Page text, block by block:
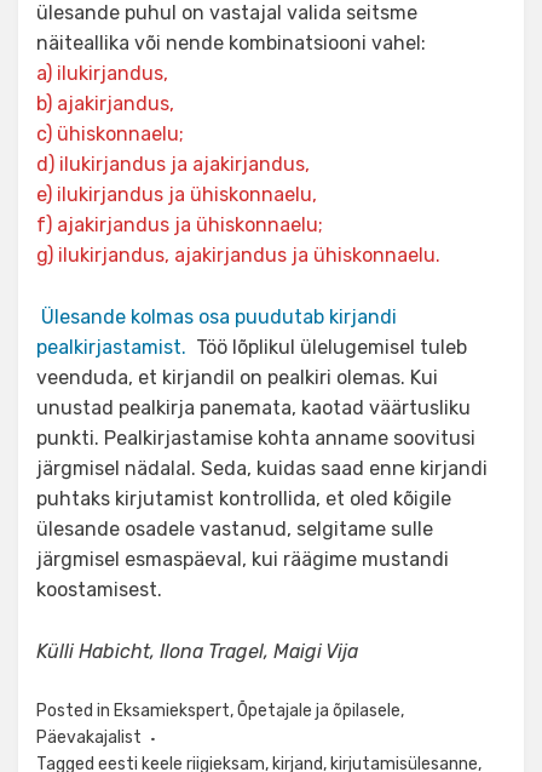
ülesande puhul on vastajal valida seitsme
näiteallika või nende kombinatsiooni vahel:
a) ilukirjandus,
b) ajakirjandus,
c) ühiskonnaelu;
d) ilukirjandus ja ajakirjandus,
e) ilukirjandus ja ühiskonnaelu,
f) ajakirjandus ja ühiskonnaelu;
g) ilukirjandus, ajakirjandus ja ühiskonnaelu.
Ülesande kolmas osa puudutab kirjandi
pealkirjastamist. Töö lõplikul ülelugemisel tuleb
veenduda, et kirjandil on pealkiri olemas. Kui
unustad pealkirja panemata, kaotad väärtusliku
punkti. Pealkirjastamise kohta anname soovitusi
järgmisel nädalal. Seda, kuidas saad enne kirjandi
puhtaks kirjutamist kontrollida, et oled kõigile
ülesande osadele vastanud, selgitame sulle
järgmisel esmaspäeval, kui räägime mustandi
koostamisest.
Külli Habicht, Ilona Tragel, Maigi Vija
Posted in Eksamiekspert,Õpetajale ja õpilasele,
Päevakajalist
Tagged eesti keele riigieksam, kirjand, kirjutamisülesanne,